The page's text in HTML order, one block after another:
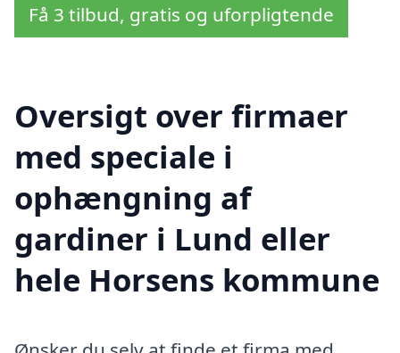
Få 3 tilbud, gratis og uforpligtende
Oversigt over firmaer
med speciale i
ophængning af
gardiner i Lund eller
hele Horsens kommune